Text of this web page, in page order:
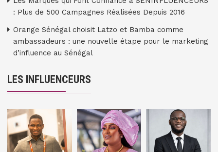
: Plus de 500 Campagnes Réalisées Depuis 2016
Orange Sénégal choisit Latzo et Bamba comme
ambassadeurs : une nouvelle étape pour le marketing
d’influence au Sénégal
LES INFLUENCEURS